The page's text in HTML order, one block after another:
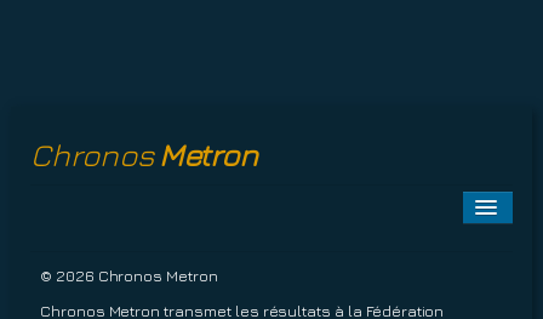
Chronos Metron
Toggle
A PROPOS
Chronos Metron transmet les résultats à la Fédération
© 2026 Chronos Metron